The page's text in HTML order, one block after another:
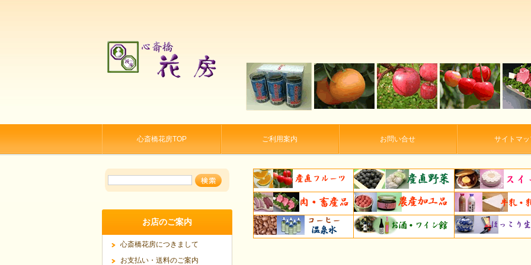
心斎橋花房TOP ご利用案内 お問い合せ サイトマッ
お店のご案内
心斎橋花房につきまして
お支払い・送料のご案内